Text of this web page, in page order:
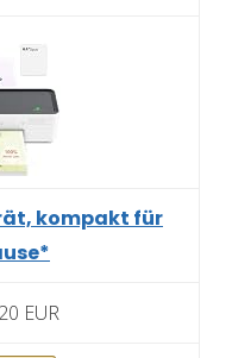
kompakt für
EUR